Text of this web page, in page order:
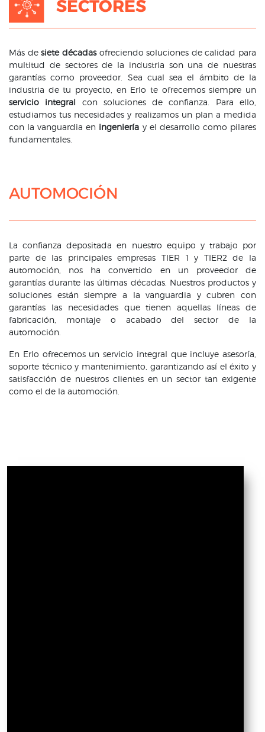
SECTORES
Más desiete décadasofreciendo soluciones de calidad para
multitud de sectores de la industria son una de nuestras
garantías como proveedor. Sea cual sea el ámbito de la
industria de tu proyecto, en Erlo te ofrecemos siempre un
servicio integral con soluciones de confianza. Para ello,
estudiamos tus necesidades y realizamos un plan a medida
con la vanguardia en ingeniería y el desarrollo como pilares
fundamentales.
AUTOMOCIÓN
La confianza depositada en nuestro equipo y trabajo por
parte de las principales empresas TIER 1 y TIER2 de la
automoción, nos ha convertido en un proveedor de
garantías durante las últimas décadas. Nuestros productos y
soluciones están siempre a la vanguardia y cubren con
garantías las necesidades que tienen aquellas líneas de
fabricación, montaje o acabado del sector de la
automoción.
En Erlo ofrecemos un servicio integral que incluye asesoría,
soporte técnico y mantenimiento, garantizando así el éxito y
satisfacción de nuestros clientes en un sector tan exigente
como el de la automoción.